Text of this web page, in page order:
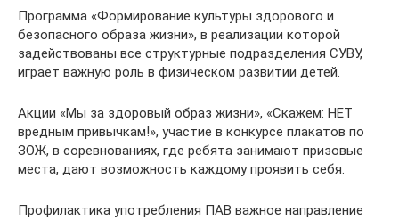
Программа «Формирование культуры здорового и
безопасного образа жизни», в реализации которой
задействованы все структурные подразделения СУВУ,
играет важную роль в физическом развитии детей.
Акции «Мы за здоровый образ жизни», «Скажем: НЕТ
вредным привычкам!», участие в конкурсе плакатов по
ЗОЖ, в соревнованиях, где ребята занимают призовые
места, дают возможность каждому проявить себя.
Профилактика употребления ПАВ важное направление